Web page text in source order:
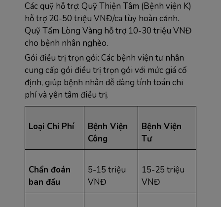
Các quỹ hỗ trợ: Quỹ Thiện Tâm (Bệnh viện K)
hỗ trợ 20-50 triệu VNĐ/ca tùy hoàn cảnh.
Quỹ Tấm Lòng Vàng hỗ trợ 10-30 triệu VNĐ
cho bệnh nhân nghèo.
Gói điều trị trọn gói: Các bệnh viện tư nhân
cung cấp gói điều trị trọn gói với mức giá cố
định, giúp bệnh nhân dễ dàng tính toán chi
phí và yên tâm điều trị.
Loại Chi Phí
Bệnh Viện
Công
Bệnh Viện
Tư
Chẩn đoán
ban đầu
5-15 triệu
VNĐ
15-25 triệu
VNĐ